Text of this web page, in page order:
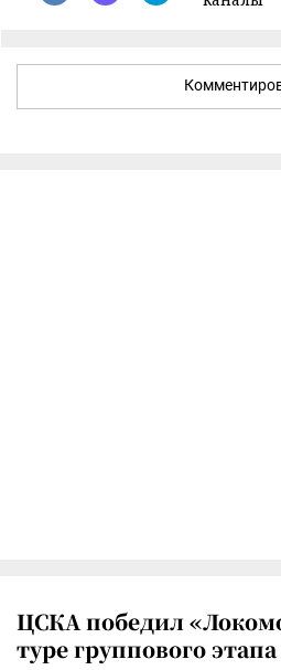
ЦСКА победил
туре группового